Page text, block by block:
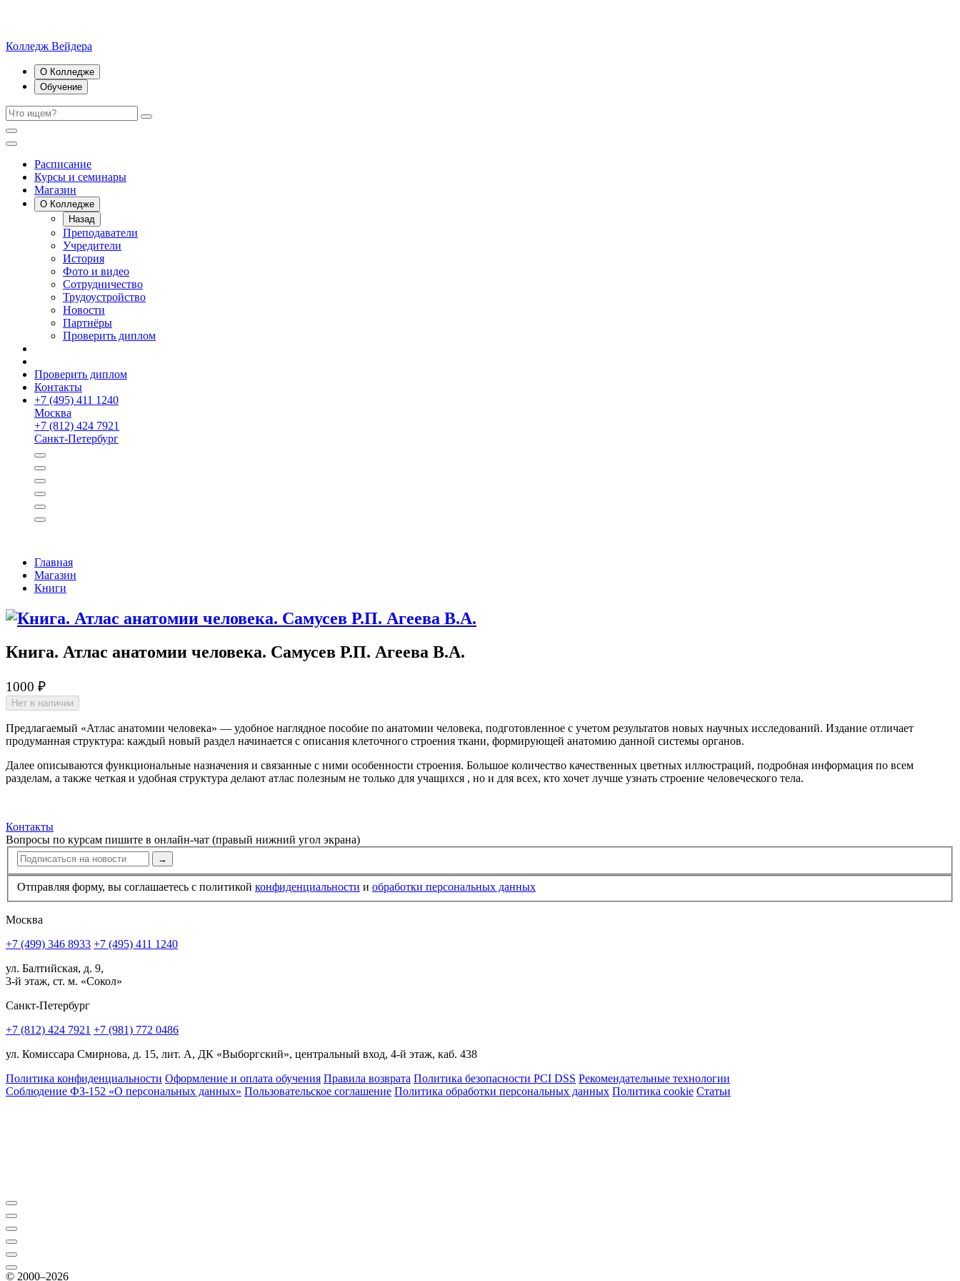
Колледж Вейдера
О Колледже
Обучение
Расписание
Курсы и семинары
Магазин
О Колледже
Назад
Преподаватели
Учредители
История
Фото и видео
Сотрудничество
Трудоустройство
Новости
Партнёры
Проверить диплом
Проверить диплом
Контакты
+7 (495) 411 1240
Москва
+7 (812) 424 7921
Санкт-Петербург
Главная
Магазин
Книги
Книга. Атлас анатомии человека. Самусев Р.П. Агеева В.А.
1000 ₽
Нет в наличии
Предлагаемый «Атлас анатомии человека» — удобное наглядное пособие по анатомии человека, подготовленное с учетом результатов новых научных исследований. Издание отличает
продуманная структура: каждый новый раздел начинается с описания клеточного строения ткани, формирующей анатомию данной системы органов.
Далее описываются функциональ­ные назначения и связанные с ними особенности строения. Большое количество качественных цветных иллюстраций, подробная информация по всем
разделам, а также четкая и удобная структура делают атлас полезным не только для учащихся , но и для всех, кто хочет лучше узнать строение человеческого тела.
Контакты
Вопросы по курсам пишите в онлайн-чат (правый нижний угол экрана)
→
Отправляя форму, вы соглашаетесь с политикой конфи­ден­циальности и обработки персональных данных
Москва
+7 (499) 346 8933 +7 (495) 411 1240
ул. Балтийская, д. 9,
3-й этаж, ст. м. «Сокол»
Санкт-Петербург
+7 (812) 424 7921 +7 (981) 772 0486
ул. Комиссара Смирнова, д. 15, лит. А, ДК «Выборгский», центральный вход, 4-й этаж, каб. 438
Политика конфиденциальности Оформление и оплата обучения Правила возврата Политика безопасности PCI DSS Рекомендательные технологии
Соблюдение ФЗ-152 «О персональ­ных данных» Пользовательское соглашение Политика обработки персональных данных Политика cookie Статьи
© 2000–2026